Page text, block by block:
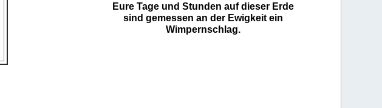
Eure Tage und Stunden auf dieser Erde
sind gemessen an der Ewigkeit ein
Wimpernschlag.